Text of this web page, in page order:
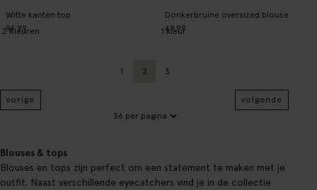
Witte kanten top
94.99
2Kleuren
Donkerbruine oversized blouse
69.99
1 kleur
vorige
Vorige
1
Huidige pagina
2
Vorige
3
volgende
Blouses & tops
Blouses en tops zijn perfect om een statement te maken met je
outfit. Naast verschillende eyecatchers vind je in de collectie